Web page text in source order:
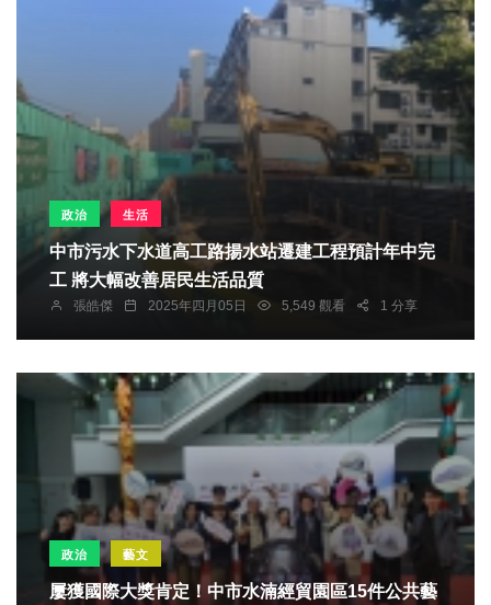
政治 生活
中市污水下水道高工路揚水站遷建工程預計年中完
工 將大幅改善居民生活品質
張皓傑 2025年四月05日 5,549 觀看 1 分享
政治 藝文
屢獲國際大獎肯定！中市水湳經貿園區15件公共藝